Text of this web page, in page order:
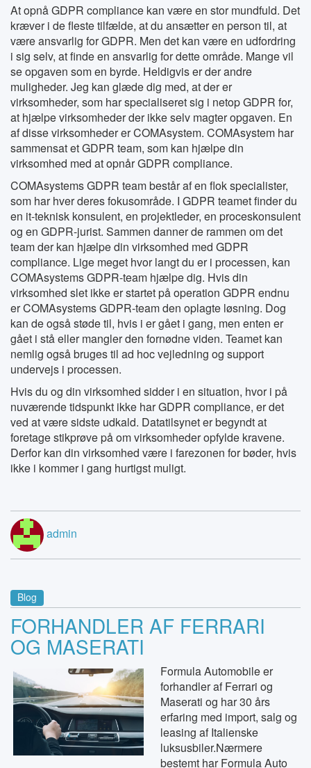
At opnå GDPR compliance kan være en stor mundfuld. Det
kræver i de fleste tilfælde, at du ansætter en person til, at
være ansvarlig for GDPR. Men det kan være en udfordring
i sig selv, at finde en ansvarlig for dette område. Mange vil
se opgaven som en byrde. Heldigvis er der andre
muligheder. Jeg kan glæde dig med, at der er
virksomheder, som har specialiseret sig i netop GDPR for,
at hjælpe virksomheder der ikke selv magter opgaven. En
af disse virksomheder er COMAsystem. COMAsystem har
sammensat et GDPR team, som kan hjælpe din
virksomhed med at opnår GDPR compliance.
COMAsystems GDPR team består af en flok specialister,
som har hver deres fokusområde. I GDPR teamet finder du
en it-teknisk konsulent, en projektleder, en proceskonsulent
og en GDPR-jurist. Sammen danner de rammen om det
team der kan hjælpe din virksomhed med GDPR
compliance. Lige meget hvor langt du er i processen, kan
COMAsystems GDPR-team hjælpe dig. Hvis din
virksomhed slet ikke er startet på operation GDPR endnu
er COMAsystems GDPR-team den oplagte løsning. Dog
kan de også støde til, hvis i er gået i gang, men enten er
gået i stå eller mangler den fornødne viden. Teamet kan
nemlig også bruges til ad hoc vejledning og support
undervejs i processen.
Hvis du og din virksomhed sidder i en situation, hvor i på
nuværende tidspunkt ikke har GDPR compliance, er det
ved at være sidste udkald. Datatilsynet er begyndt at
foretage stikprøve på om virksomheder opfylde kravene.
Derfor kan din virksomhed være i farezonen for bøder, hvis
ikke i kommer i gang hurtigst muligt.
admin
Blog
FORHANDLER AF FERRARI
OG MASERATI
Formula Automobile er
forhandler af Ferrari og
Maserati og har 30 års
erfaring med import, salg og
leasing af Italienske
luksusbiler.Nærmere
bestemt har Formula Auto